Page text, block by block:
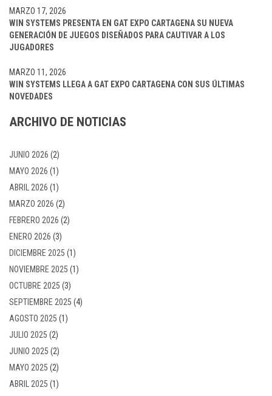
WIN SYSTEMS PRESENTA EN GAT EXPO CARTAGENA SU NUEVA
GENERACIÓN DE JUEGOS DISEÑADOS PARA CAUTIVAR A LOS
JUGADORES
MARZO 17, 2026
WIN SYSTEMS LLEGA A GAT EXPO CARTAGENA CON SUS ÚLTIMAS
NOVEDADES
MARZO 11, 2026
ARCHIVO DE NOTICIAS
JUNIO 2026 (2)
MAYO 2026 (1)
ABRIL 2026 (1)
MARZO 2026 (2)
FEBRERO 2026 (2)
ENERO 2026 (3)
DICIEMBRE 2025 (1)
NOVIEMBRE 2025 (1)
OCTUBRE 2025 (3)
SEPTIEMBRE 2025 (4)
AGOSTO 2025 (1)
JULIO 2025 (2)
JUNIO 2025 (2)
MAYO 2025 (2)
ABRIL 2025 (1)